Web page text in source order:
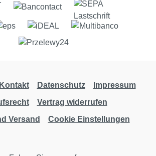
Kontakt Datenschutz
Impressum
Vertrag widerrufen
Versand
Cookie Einstellungen